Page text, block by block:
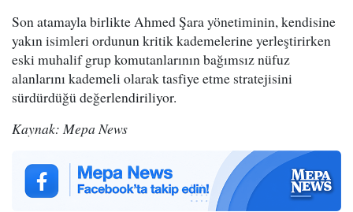
Son atamayla birlikte Ahmed Şara yönetiminin, kendisine
yakın isimleri ordunun kritik kademelerine yerleştirirken
eski muhalif grup komutanlarının bağımsız nüfuz
alanlarını kademeli olarak tasfiye etme stratejisini
sürdürdüğü değerlendiriliyor.
Kaynak: Mepa News